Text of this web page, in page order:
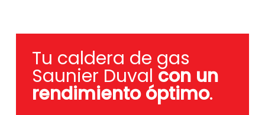
Tu caldera de gas
Saunier Duval con un
rendimiento óptimo.